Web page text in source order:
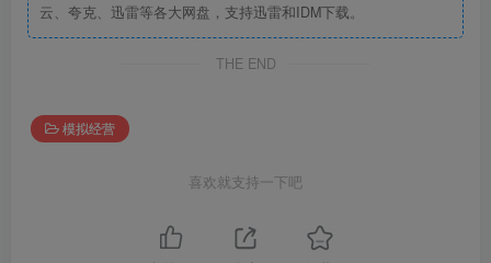
云、夸克、迅雷等各大网盘，支持迅雷和IDM下载。
THE END
模拟经营
喜欢就支持一下吧